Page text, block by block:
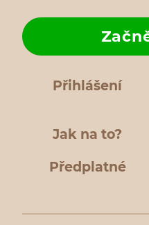
Přihlášení
Jak na to?
Předplatné